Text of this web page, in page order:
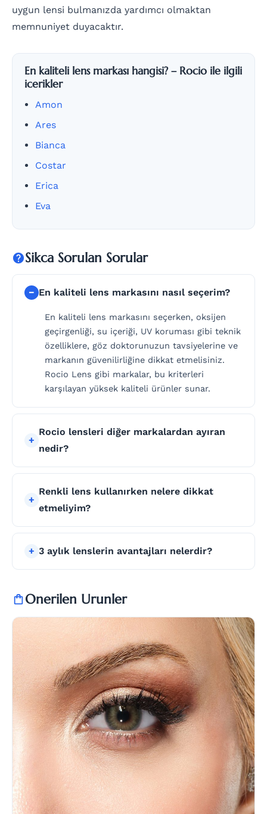
uygun lensi bulmanızda yardımcı olmaktan
memnuniyet duyacaktır.
En kaliteli lens markası hangisi? – Rocio ile ilgili
icerikler
Amon
Ares
Bianca
Costar
Erica
Eva
Sikca Sorulan Sorular
En kaliteli lens markasını nasıl seçerim?
En kaliteli lens markasını seçerken, oksijen
geçirgenliği, su içeriği, UV koruması gibi teknik
özelliklere, göz doktorunuzun tavsiyelerine ve
markanın güvenilirliğine dikkat etmelisiniz.
Rocio Lens gibi markalar, bu kriterleri
karşılayan yüksek kaliteli ürünler sunar.
Rocio lensleri diğer markalardan ayıran
nedir?
Renkli lens kullanırken nelere dikkat
etmeliyim?
3 aylık lenslerin avantajları nelerdir?
Onerilen Urunler